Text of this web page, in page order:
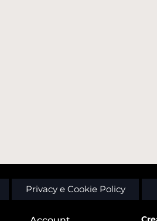
Privacy e Cookie Policy